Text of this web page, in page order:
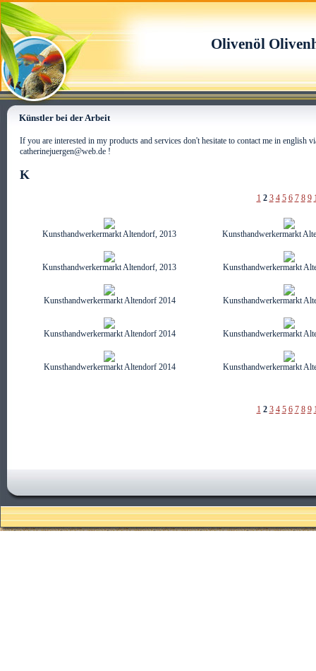
Olivenöl
Künstler bei der Arbeit
If you are interested in my products and services don't hesitate to contact me in english
catherinejuergen@web.de !
K
1 2 3 4 5 6 7 8 9
Kunsthandwerkermarkt Altendorf, 2013 Kunsthandwerkermarkt
Kunsthandwerkermarkt Altendorf, 2013 Kunsthandwerkermarkt
Kunsthandwerkermarkt Altendorf 2014 Kunsthandwerkermarkt
Kunsthandwerkermarkt Altendorf 2014 Kunsthandwerkermarkt
Kunsthandwerkermarkt Altendorf 2014 Kunsthandwerkermarkt
1 2 3 4 5 6 7 8 9